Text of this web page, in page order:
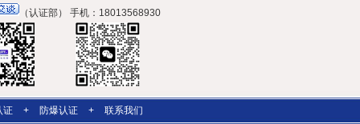
（认证部） 手机：18013568930
证 + 防爆认证 + 联系我们